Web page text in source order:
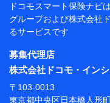
東京都千代田区永田
株式会社NTTドコ
東京都中央区日本橋
本橋ビル 3F
長 吉村 忠義
ドコモスマート保険ナビは
グループおよび株式会社
るサービスです
募集代理店
株式会社ドコモ・イン
〒103-0013
東京都中央区日本橋人形